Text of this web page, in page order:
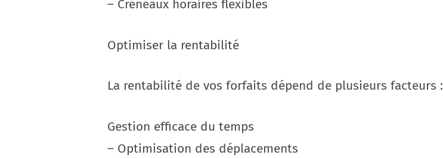
– Créneaux horaires flexibles
Optimiser la rentabilité
La rentabilité de vos forfaits dépend de plusieurs facteurs :
Gestion efficace du temps
– Optimisation des déplacements